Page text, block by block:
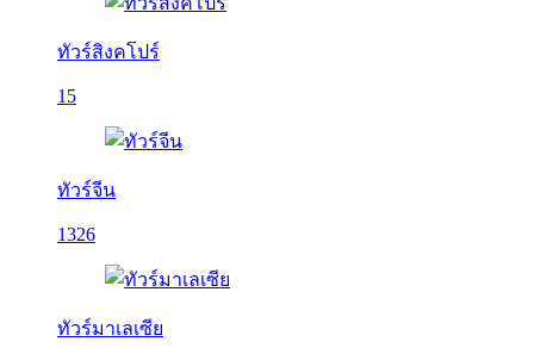
ทัวร์สิงคโปร์
15
ทัวร์จีน
1326
ทัวร์มาเลเซีย